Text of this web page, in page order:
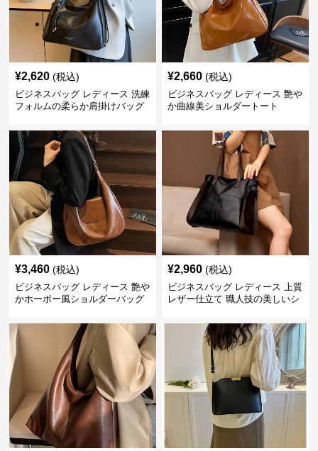
¥2,620 (税込)
ビジネスバッグ レディース 洗練
フォルムの柔らか肩掛けバッグ
¥2,660 (税込)
ビジネスバッグ レディース 艶や
か曲線美ショルダートート
¥3,460 (税込)
ビジネスバッグ レディース 艶や
かホーボー風ショルダーバッグ
¥2,960 (税込)
ビジネスバッグ レディース 上質
レザー仕立て 職人技の美しいシ